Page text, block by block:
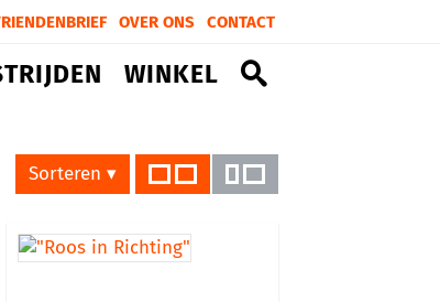
OVER ONS CONTACT
WINKEL
Sorteren ▾